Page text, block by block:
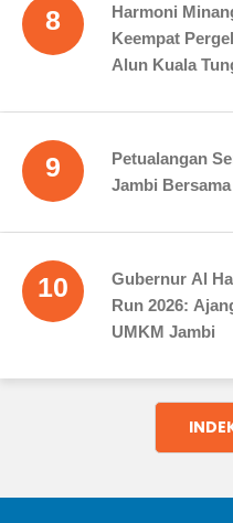
8
Harmoni
Keempat
Alun Kuala
9
Petualangan
Jambi
10
Gubernur Al
Run 2026:
UMKM Jambi